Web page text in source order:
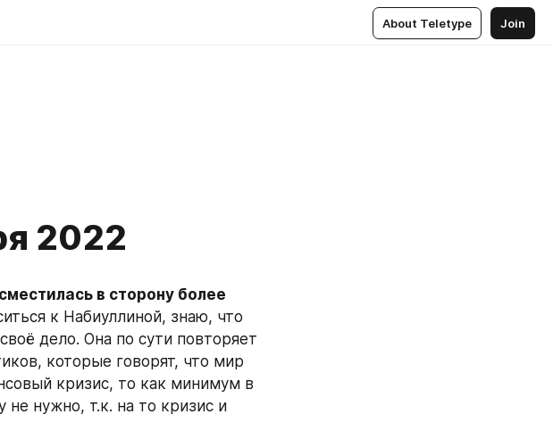
About Teletype Join
2022
в сторону более
к Набиуллиной, знаю, что
дело. Она по сути повторяет
которые говорят, что мир
кризис, то как минимум в
нужно, т.к. на то кризис и